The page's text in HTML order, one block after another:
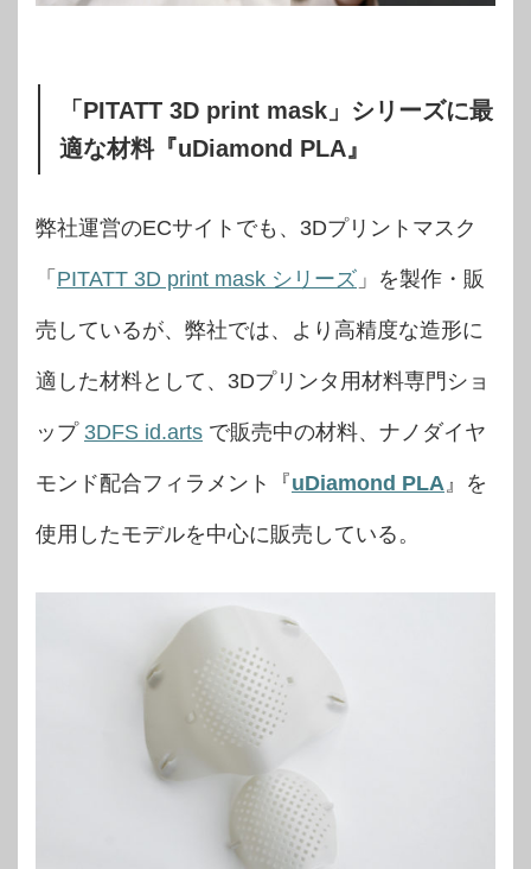
「PITATT 3D print mask」シリーズに最
適な材料『uDiamond PLA』
弊社運営のECサイトでも、3Dプリントマスク
「 PITATT 3D print mask シリーズ 」を製作・販
売しているが、弊社では、より高精度な造形に
適した材料として、3Dプリンタ用材料専門ショ
ップ 3DFS id.arts で販売中の材料、ナノダイヤ
モンド配合フィラメント『uDiamond PLA』を
使用したモデルを中心に販売している。